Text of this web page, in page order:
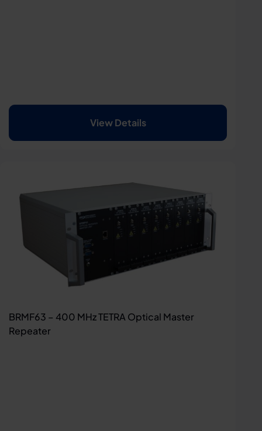
View Details
BRMF63 – 400 MHz TETRA Optical Master
Repeater